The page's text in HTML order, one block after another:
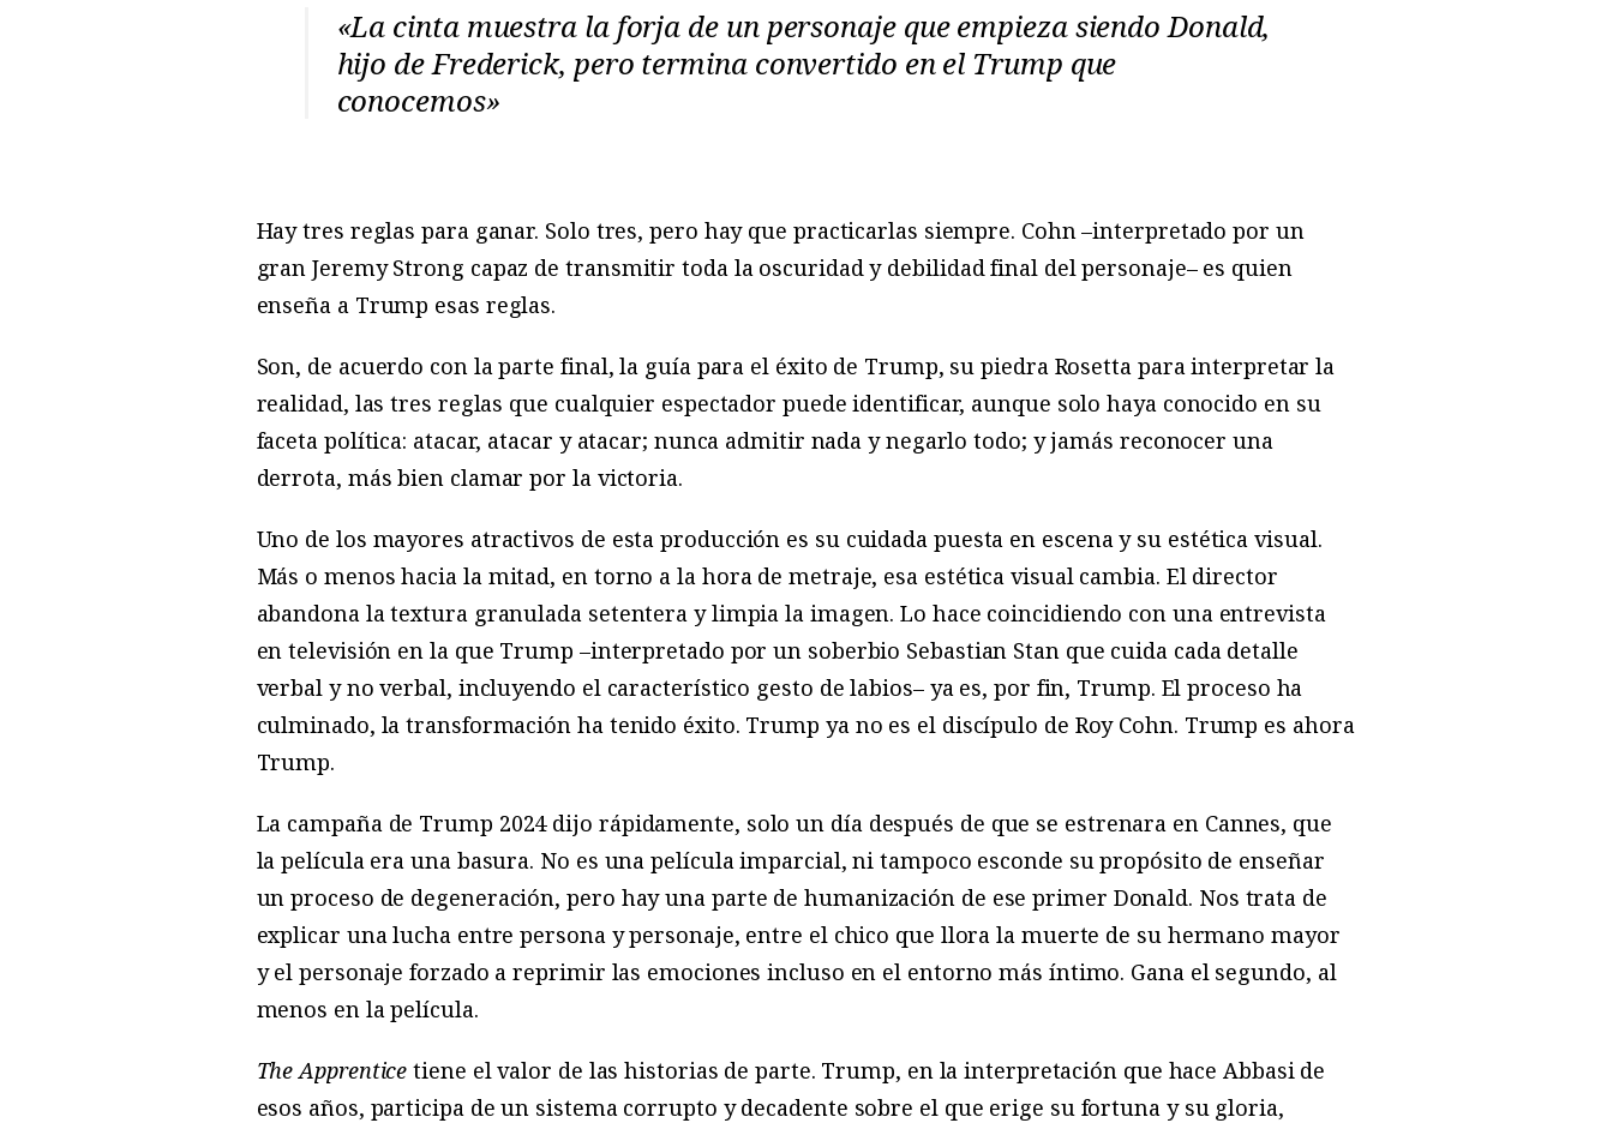
«La cinta muestra la forja de un personaje que empieza siendo Donald,
hijo de Frederick, pero termina convertido en el Trump que
conocemos»
Hay tres reglas para ganar. Solo tres, pero hay que practicarlas siempre. Cohn –interpretado por un
gran Jeremy Strong capaz de transmitir toda la oscuridad y debilidad final del personaje– es quien
enseña a Trump esas reglas.
Son, de acuerdo con la parte final, la guía para el éxito de Trump, su piedra Rosetta para interpretar la
realidad, las tres reglas que cualquier espectador puede identificar, aunque solo haya conocido en su
faceta política: atacar, atacar y atacar; nunca admitir nada y negarlo todo; y jamás reconocer una
derrota, más bien clamar por la victoria.
Uno de los mayores atractivos de esta producción es su cuidada puesta en escena y su estética visual.
Más o menos hacia la mitad, en torno a la hora de metraje, esa estética visual cambia. El director
abandona la textura granulada setentera y limpia la imagen. Lo hace coincidiendo con una entrevista
en televisión en la que Trump –interpretado por un soberbio Sebastian Stan que cuida cada detalle
verbal y no verbal, incluyendo el característico gesto de labios– ya es, por fin, Trump. El proceso ha
culminado, la transformación ha tenido éxito. Trump ya no es el discípulo de Roy Cohn. Trump es ahora
Trump.
La campaña de Trump 2024 dijo rápidamente, solo un día después de que se estrenara en Cannes, que
la película era una basura. No es una película imparcial, ni tampoco esconde su propósito de enseñar
un proceso de degeneración, pero hay una parte de humanización de ese primer Donald. Nos trata de
explicar una lucha entre persona y personaje, entre el chico que llora la muerte de su hermano mayor
y el personaje forzado a reprimir las emociones incluso en el entorno más íntimo. Gana el segundo, al
menos en la película.
The Apprenticetiene el valor de las historias de parte. Trump, en la interpretación que hace Abbasi de
esos años, participa de un sistema corrupto y decadente sobre el que erige su fortuna y su gloria,